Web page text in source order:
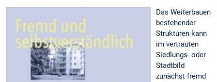
Das Weiterbauen
bestehender
Strukturen kann
im vertrauten
Siedlungs- oder
Stadtbild
zunächst fremd